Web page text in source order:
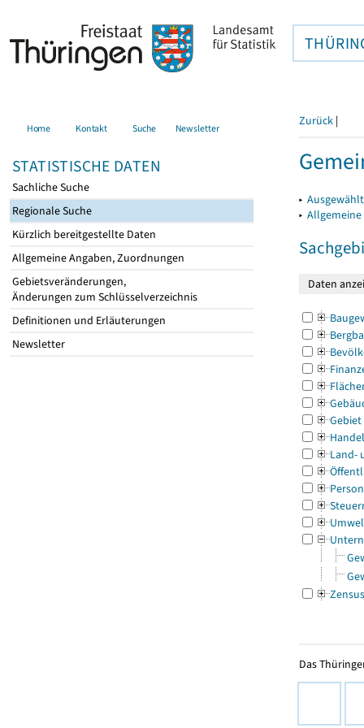
Home Kontakt Suche Newsletter
STATISTISCHE DATEN
Sachliche Suche
Regionale Suche
Kürzlich bereitgestellte Daten
Allgemeine Angaben, Zuordnungen
Gebietsveränderungen,
Änderungen zum Schlüsselverzeichnis
Definitionen und Erläuterungen
Newsletter
Zurück |
▸
▸
Gebiet
Land-
Zensus
Das